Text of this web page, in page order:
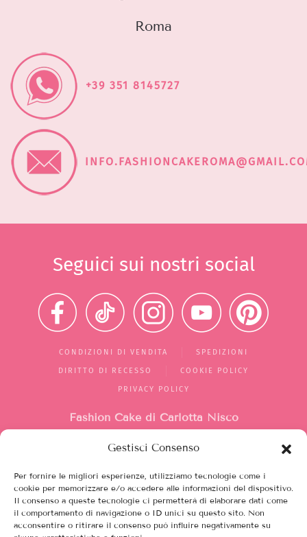
Gestisci Consenso
Per fornire le migliori esperienze, utilizziamo tecnologie come i
cookie per memorizzare e/o accedere alle informazioni del dispositivo.
Il consenso a queste tecnologie ci permetterà di elaborare dati come
il comportamento di navigazione o ID unici su questo sito. Non
acconsentire o ritirare il consenso può influire negativamente su
Roma
+39 351 8145727
Seguici sui nostri social
CONDIZIONI DI VENDITA SPEDIZIONI
DIRITTO DI RECESSO COOKIE POLICY
PRIVACY POLICY
Fashion Cake di Carlotta Nisco
Mercato di Largo Santa Silvia
00149, Roma (RM)
Italia